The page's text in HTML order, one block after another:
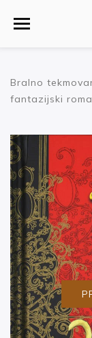
Bralno
fantazijski